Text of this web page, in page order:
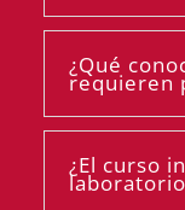
¿Qué
requieren
¿El curso